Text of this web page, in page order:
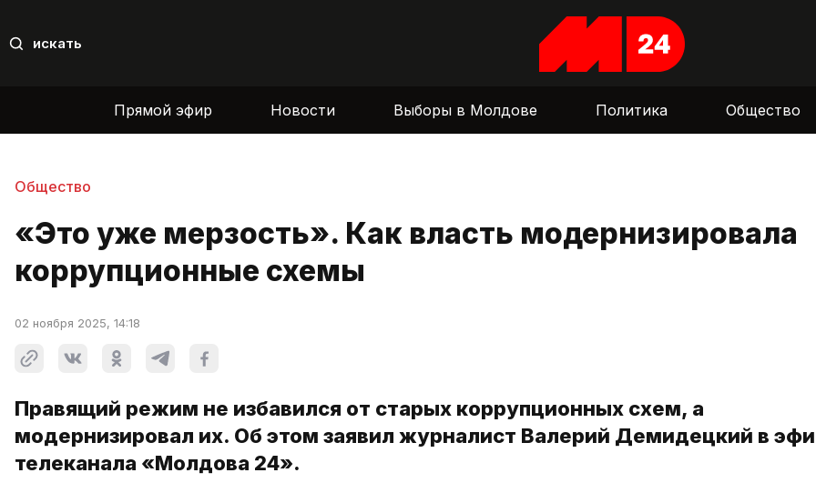
искать
Прямой эфир Новости Выборы в Молдове Политика Общество
Общество
«Это уже мерзость». Как власть модернизировала
коррупционные схемы
02 ноября 2025, 14:18
Правящий режим не избавился от старых коррупционных схем, а
модернизировал их. Об этом заявил журналист Валерий Демидецкий в
телеканала «Молдова 24».